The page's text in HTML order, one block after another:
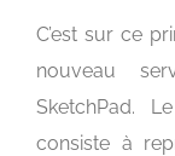
C’est sur ce
nouveau
SketchPad.
consiste à